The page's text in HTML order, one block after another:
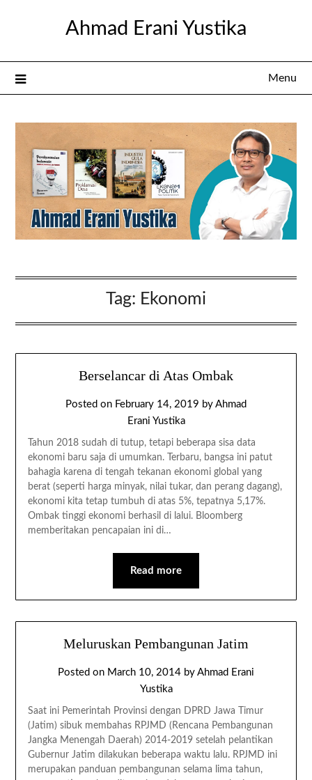
Ahmad Erani Yustika
Menu
Tag: Ekonomi
Berselancar di Atas Ombak
Posted on February 14, 2019 by Ahmad
Erani Yustika
Tahun 2018 sudah di tutup, tetapi beberapa sisa data
ekonomi baru saja di umumkan. Terbaru, bangsa ini patut
bahagia karena di tengah tekanan ekonomi global yang
berat (seperti harga minyak, nilai tukar, dan perang dagang),
ekonomi kita tetap tumbuh di atas 5%, tepatnya 5,17%.
Ombak tinggi ekonomi berhasil di lalui. Bloomberg
memberitakan pencapaian ini di…
Read more
Meluruskan Pembangunan Jatim
Posted on March 10, 2014 by Ahmad Erani
Yustika
Saat ini Pemerintah Provinsi dengan DPRD Jawa Timur
(Jatim) sibuk membahas RPJMD (Rencana Pembangunan
Jangka Menengah Daerah) 2014-2019 setelah pelantikan
Gubernur Jatim dilakukan beberapa waktu lalu. RPJMD ini
merupakan panduan pembangunan selama lima tahun,